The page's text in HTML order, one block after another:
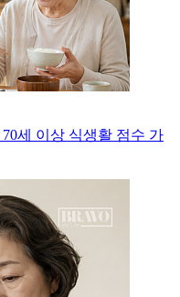
세 이상 식생활 점수 가